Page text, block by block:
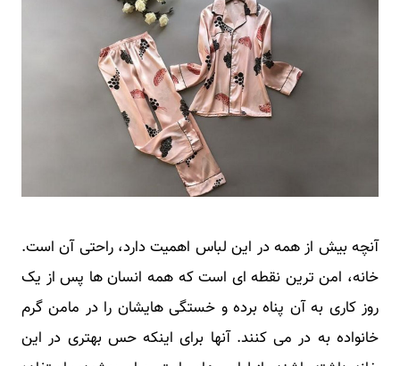
آنچه بیش از همه در این لباس اهمیت دارد، راحتی آن است.
خانه، امن ترین نقطه ای است که همه انسان ها پس از یک
روز کاری به آن پناه برده و خستگی هایشان را در مامن گرم
خانواده به در می کنند. آنها برای اینکه حس بهتری در این